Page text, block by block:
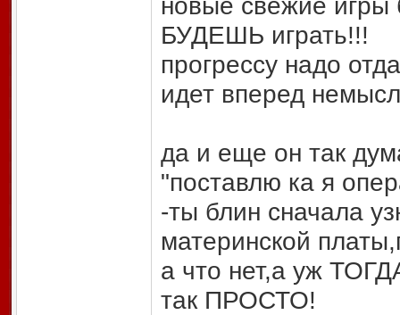
БУДЕШЬ играть!!!
прогрессу надо
идет вперед
да и еще он так
"поставлю ка я
-ты блин сначала
материнской
а что нет,а уж
так ПРОСТО!